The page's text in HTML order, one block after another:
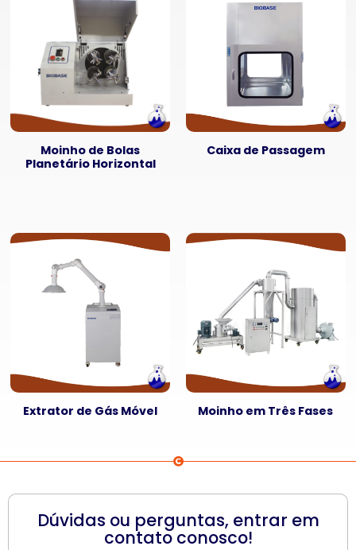
Moinho de Bolas
Planetário Horizontal
Caixa de Passagem
Extrator de Gás Móvel Moinho em Três Fases
Dúvidas ou perguntas, entrar em
contato conosco!